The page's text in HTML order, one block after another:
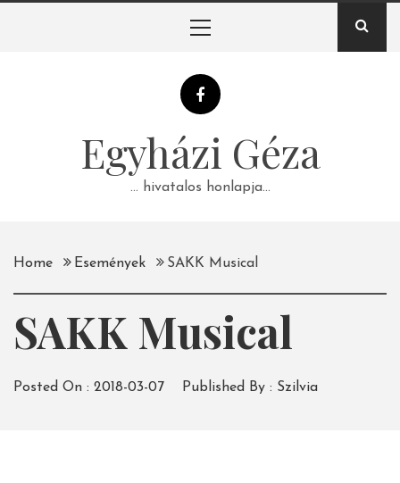
Egyházi Géza
… hivatalos honlapja…
Home Események SAKK Musical
SAKK Musical
Posted On : 2018-03-07 Published By : Szilvia